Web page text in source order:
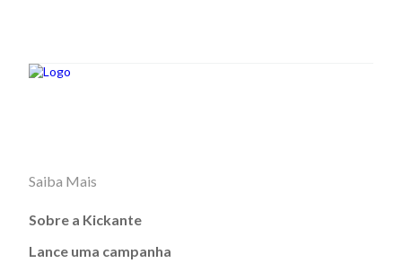
Saiba Mais
Sobre a Kickante
Lance uma campanha